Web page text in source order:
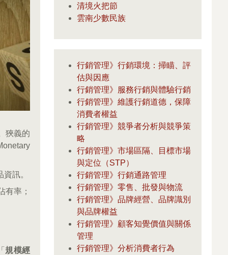
狹義的
訊。
有率；
規模經
清境火把節
雲南少數民族
行銷管理》行銷環境：掃瞄、評
估與因應
行銷管理》服務行銷與體驗行銷
行銷管理》維護行銷道德，保障
消費者權益
行銷管理》競爭者分析與競爭策
略
行銷管理》市場區隔、目標市場
與定位（STP）
行銷管理》行銷通路管理
行銷管理》零售、批發與物流
行銷管理》品牌經營、品牌識別
與品牌權益
行銷管理》顧客知覺價值與關係
管理
行銷管理》分析消費者行為